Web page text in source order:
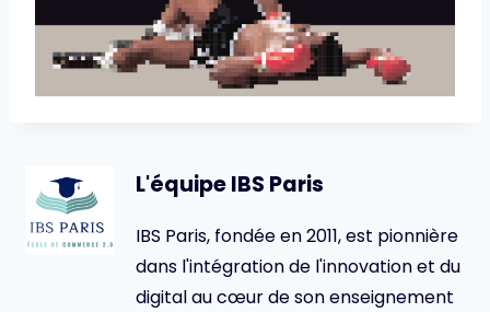
L'équipe IBS Paris
IBS Paris, fondée en 2011, est pionnière
dans l'intégration de l'innovation et du
digital au cœur de son enseignement